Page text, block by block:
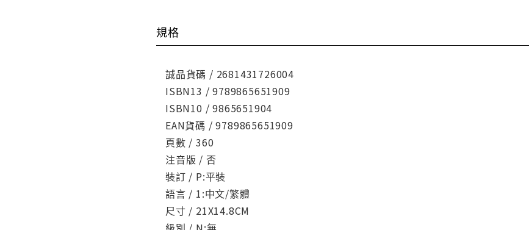
規格
誠品貨碼 / 2681431726004
ISBN13 / 9789865651909
ISBN10 / 9865651904
EAN貨碼 / 9789865651909
頁數 / 360
注音版 / 否
裝訂 / P:平裝
語言 / 1:中文/繁體
尺寸 / 21X14.8CM